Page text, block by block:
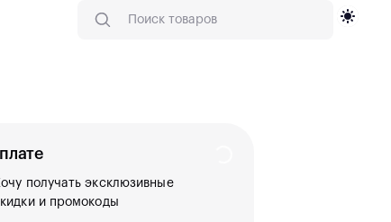
получать эксклюзивные
и промокоды